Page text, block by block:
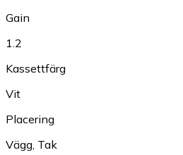
Gain
1.2
Kassettfärg
Vit
Placering
Vägg Tak